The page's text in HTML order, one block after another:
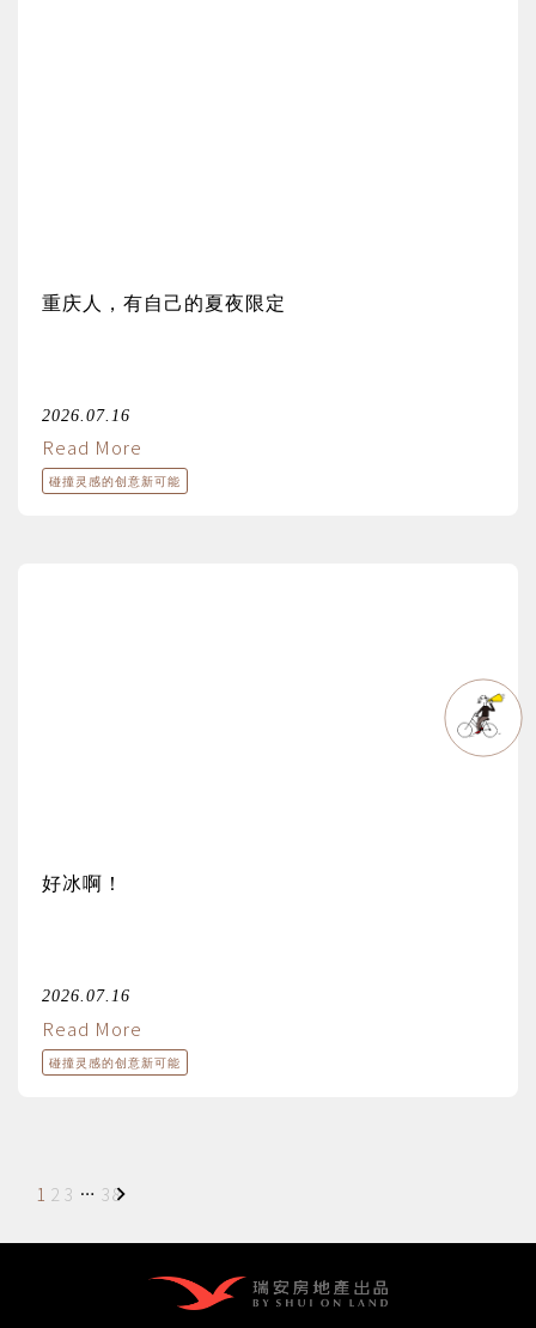
重庆人，有自己的夏夜限定
2026.07.16
Read More
碰撞灵感的创意新可能
好冰啊！
2026.07.16
Read More
碰撞灵感的创意新可能
文
章
1 2 3 … 38